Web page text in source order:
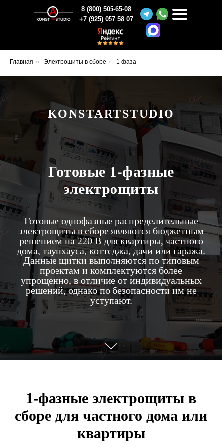
+7 (925) 057 58 07
8 (800) 505-65-08
Главная » Электрощиты в сборе » 1 фаза
KONSTARTSTUDIO
Готовые 1-фазные
электрощиты
Готовые однофазные распределительные
электрощиты в сборе являются бюджетным
решением на 220 В для квартиры, частного
дома, таунхауса, коттеджа, дачи или гаража.
Данные щитки выполняются по типовым
проектам и комплектуются более
упрощенно, в отличие от индивидуальных
решений, однако по безопасности им не
уступают.
1-фазные электрощиты в
сборе для частного дома или
квартиры